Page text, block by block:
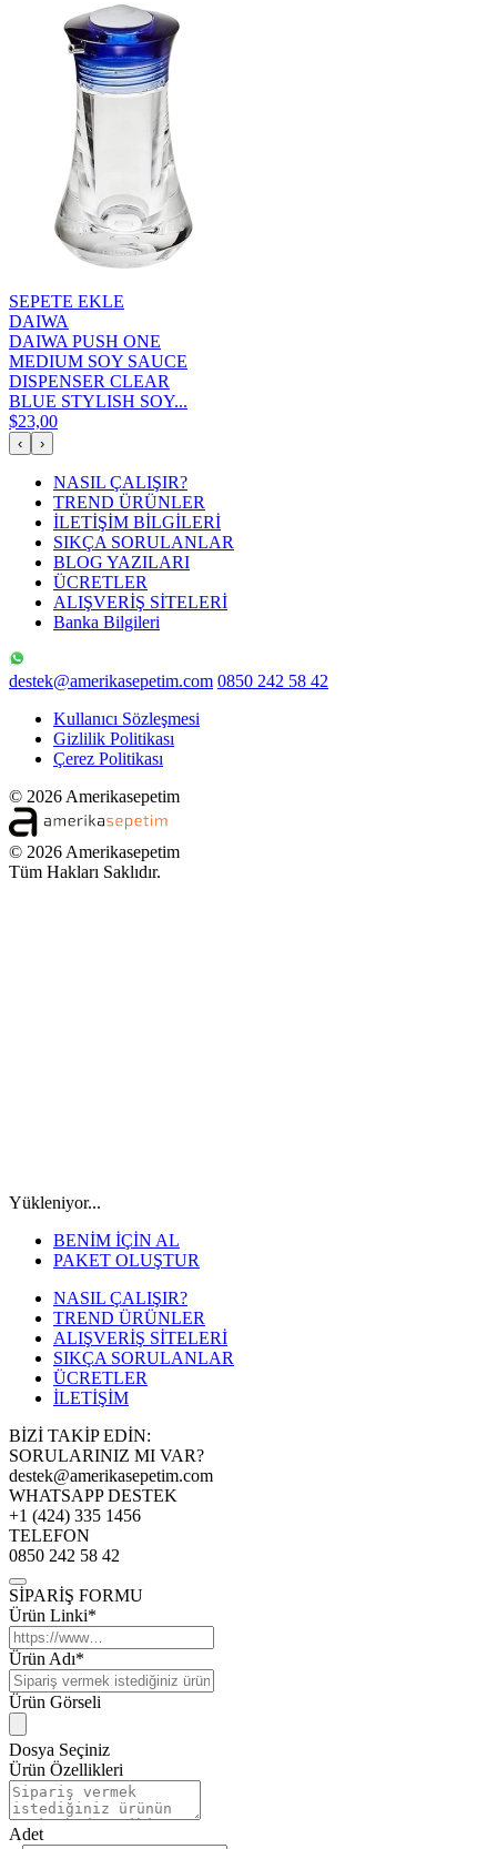
SEPETE EKLE
DAIWA
DAIWA PUSH ONE
MEDIUM SOY SAUCE
DISPENSER CLEAR
BLUE STYLISH SOY...
$23,00
‹ ›
NASIL ÇALIŞIR?
TREND ÜRÜNLER
İLETİŞİM BİLGİLERİ
SIKÇA SORULANLAR
BLOG YAZILARI
ÜCRETLER
ALIŞVERİŞ SİTELERİ
Banka Bilgileri
destek@amerikasepetim.com 0850 242 58 42
Kullanıcı Sözleşmesi
Gizlilik Politikası
Çerez Politikası
© 2026 Amerikasepetim
© 2026 Amerikasepetim
Tüm Hakları Saklıdır.
Yükleniyor...
BENİM İÇİN AL
PAKET OLUŞTUR
NASIL ÇALIŞIR?
TREND ÜRÜNLER
ALIŞVERİŞ SİTELERİ
SIKÇA SORULANLAR
ÜCRETLER
İLETİŞİM
BİZİ TAKİP EDİN:
SORULARINIZ MI VAR?
destek@amerikasepetim.com
WHATSAPP DESTEK
+1 (424) 335 1456
TELEFON
0850 242 58 42
SİPARİŞ FORMU
Ürün Linki*
Ürün Adı*
Ürün Görseli
Dosya Seçiniz
Ürün Özellikleri
Adet